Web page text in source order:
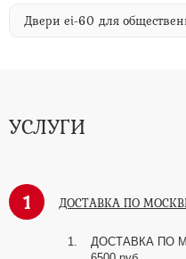
Двери ei-60 для
УСЛУГИ
1 ДОСТАВКА ПО
ДОСТАВКА ПО